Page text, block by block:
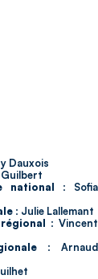
Dauxois
national : Sofia
: Julie Lallemant
: Vincent
: Arnaud